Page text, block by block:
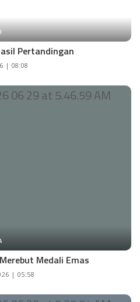
Pertandingan
| 08:08
Medali Emas
| 05:58